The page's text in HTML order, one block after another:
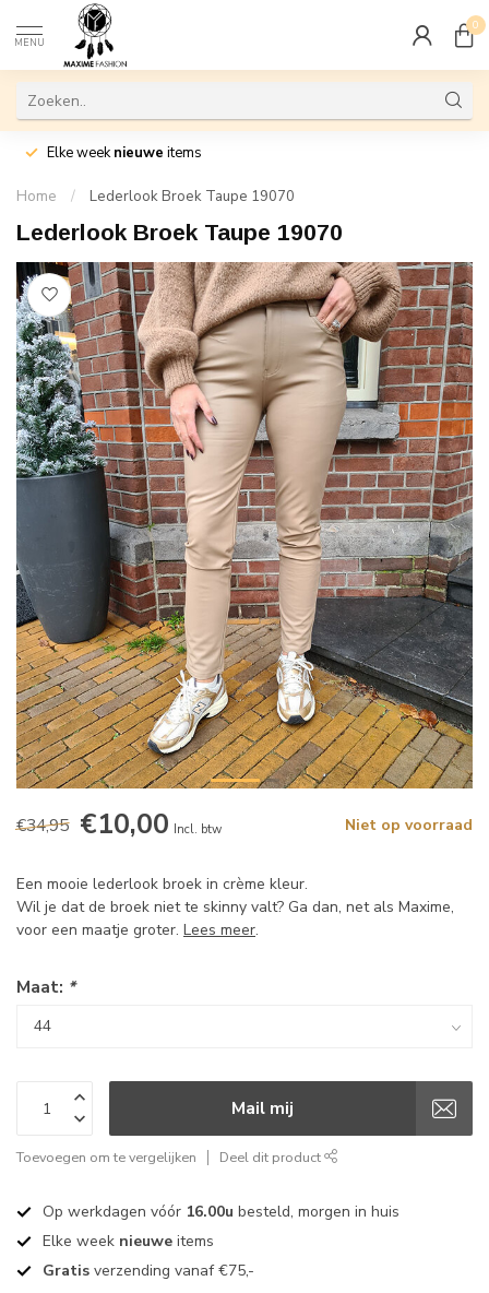
MENU
0
Elke weeknieuwe items
Home / Lederlook Broek Taupe 19070
Lederlook Broek Taupe 19070
€34,95 €10,00 Incl. btw Niet op voorraad
Een mooie lederlook broek in crème kleur.
Wil je dat de broek niet te skinny valt? Ga dan, net als Maxime,
voor een maatje groter. Lees meer.
Maat: *
Mail mij
Toevoegen om te vergelijken Deel dit product
Op werkdagen vóór 16.00u besteld, morgen in huis
Elke week nieuwe items
Gratis verzending vanaf €75,-